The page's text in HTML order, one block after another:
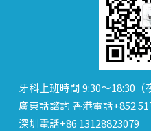
牙科上班時間 9:30～18:30（
廣東話諮詢 香港電話+852
深圳電話+86 13128823079